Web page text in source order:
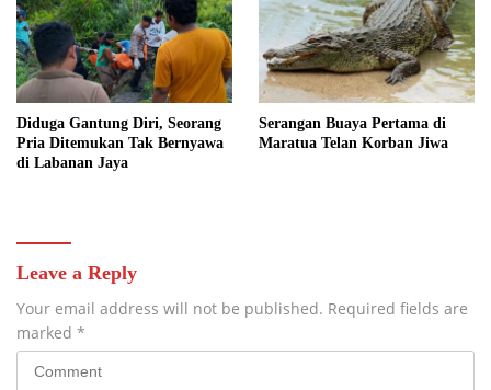
Diduga Gantung Diri, Seorang
Pria Ditemukan Tak Bernyawa
di Labanan Jaya
Serangan Buaya Pertama di
Maratua Telan Korban Jiwa
Leave a Reply
Your email address will not be published. Required fields are
marked *